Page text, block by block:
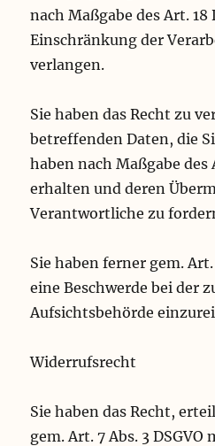
nach Maßgabe des Art. 18
Einschränkung der
verlangen.
Sie haben das Recht zu
betreffenden Daten, die
haben nach Maßgabe des
erhalten und deren
Verantwortliche zu
Sie haben ferner gem. Art.
eine Beschwerde bei der
Aufsichtsbehörde
Widerrufsrecht
Sie haben das Recht,
gem. Art. 7 Abs. 3